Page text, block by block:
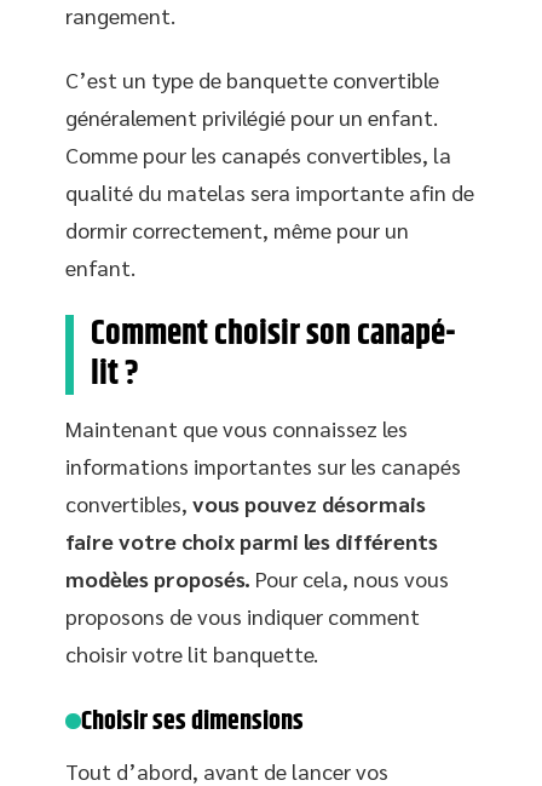
rangement.
C’est un type de banquette convertible
généralement privilégié pour un enfant.
Comme pour les canapés convertibles, la
qualité du matelas sera importante afin de
dormir correctement, même pour un
enfant.
Comment choisir son canapé-
lit ?
Maintenant que vous connaissez les
informations importantes sur les canapés
convertibles, vous pouvez désormais
faire votre choix parmi les différents
modèles proposés. Pour cela, nous vous
proposons de vous indiquer comment
choisir votre lit banquette.
Choisir ses dimensions
Tout d’abord, avant de lancer vos